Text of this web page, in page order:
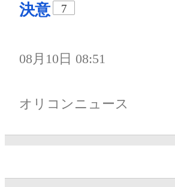
決意
7
08月10日 08:51
オリコンニュース